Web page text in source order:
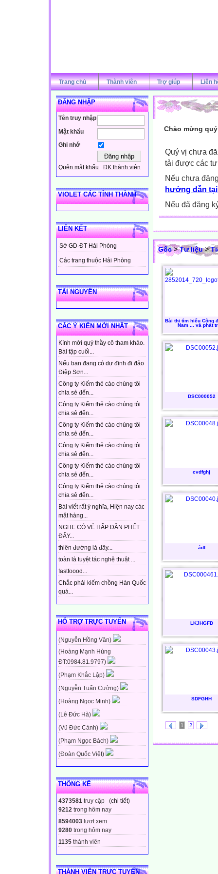
Trang chủ Thành viên Trợ giúp Liên
ĐĂNG NHẬP
Tên truy nhập
Mật khẩu
Ghi nhớ
Quên mật khẩu ĐK thành viên
VIOLET CÁC TỈNH THÀNH
LIÊN KẾT
Sở GD-ĐT Hải Phòng
Các trang thuộc Hải Phòng
TÀI NGUYÊN
CÁC Ý KIẾN MỚI NHẤT
Kính mời quý thầy cô tham khảo.
Bài tập cuối...
Nếu bạn đang có dự định đi đảo
Điệp Sơn...
Công ty Kiếm thẻ cào chúng tôi
chia sẻ đến...
Công ty Kiếm thẻ cào chúng tôi
chia sẻ đến...
Công ty Kiếm thẻ cào chúng tôi
chia sẻ đến...
Công ty Kiếm thẻ cào chúng tôi
chia sẻ đến...
Công ty Kiếm thẻ cào chúng tôi
chia sẻ đến...
Công ty Kiếm thẻ cào chúng tôi
chia sẻ đến...
Bài viết rất ý nghĩa, Hiện nay các
mặt hàng...
NGHE CÓ VẺ HẤP DẪN PHẾT
ĐẤY...
thiên đường là đây...
toàn là tuyệt tác nghệ thuật ...
fastfoood...
Chắc phải kiếm chồng Hàn Quốc
quá...
HỖ TRỢ TRỰC TUYẾN
(Nguyễn Hồng Vân)
(Hoàng Mạnh Hùng
ĐT:0984.81.9797)
(Phạm Khắc Lập)
(Nguyễn Tuấn Cường)
(Hoàng Ngọc Minh)
(Lê Đức Hà)
(Vũ Đức Cảnh)
(Phạm Ngọc Bách)
(Đoàn Quốc Việt)
THỐNG KÊ
4373581 truy cập (chi tiết)
9212 trong hôm nay
8594003 lượt xem
9280 trong hôm nay
1135 thành viên
THÀNH VIÊN TRỰC TUYẾN
Chào mừng
Quý vị chưa
tải được các
Nếu chưa
hướng dẫn
Nếu đã đăng
Gốc>Tư liệu>
Bài thi tìm hiểu Công
Nam ... và phát
DSC000052
cvdfghj
ádf
LKJHGFD
SDFGHH
1 2